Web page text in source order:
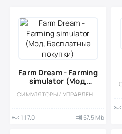
Farm Dream - Farming
simulator (Мод,
Бесплатные покупки)СИМУЛЯТОРЫ / УПРАВЛЕНИЕ / ФЕРМЫ / КАЗУАЛЬНЫЕ / ОДНОПОЛЬЗОВАТЕЛЬСКИЕ / СТИЛИЗАЦИЯ / ОФЛАЙН / МОД / ИЗОМЕТРИЯ / МАЛЕНЬКАЯ
1.17.0 57.5 Mb